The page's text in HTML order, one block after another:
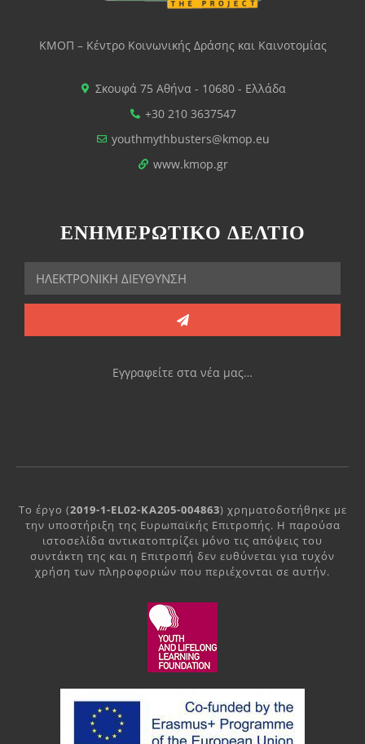
ΚΜΟΠ – Κέντρο Κοινωνικής Δράσης και Καινοτομίας
Σκουφά 75 Αθήνα - 10680 - Ελλάδα
+30 210 3637547
youthmythbusters@kmop.eu
www.kmop.gr
ΕΝΗΜΕΡΩΤΙΚΟ ΔΕΛΤΙΟ
Εγγραφείτε στα νέα μας…
Το έργο (2019-1-EL02-KA205-004863) χρηματοδοτήθηκε με
την υποστήριξη της Ευρωπαϊκής Επιτροπής. Η παρούσα
ιστοσελίδα αντικατοπτρίζει μόνο τις απόψεις του
συντάκτη της και η Επιτροπή δεν ευθύνεται για τυχόν
χρήση των πληροφοριών που περιέχονται σε αυτήν.